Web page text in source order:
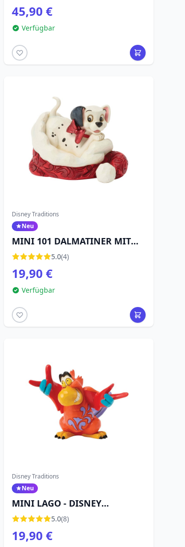
Traditions
45,90 €
Verfügbar
Disney Traditions
Neu
MINI 101 DALMATINER MIT
WEIHNACHTSMANNHUT -
DISNEY TRADITIONS
5.0(4)
19,90 €
Verfügbar
Disney Traditions
Neu
MINI LAGO - DISNEY
TRADITIONS
5.0(8)
19,90 €